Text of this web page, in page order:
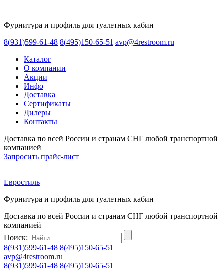
Фурнитура и профиль для туалетных кабин
8(931)599-61-48 8(495)150-65-51 avp@4restroom.ru
Каталог
О компании
Акции
Инфо
Доставка
Сертификаты
Дилеры
Контакты
Доставка по всей России и странам СНГ любой транспортной
компанией
Запросить прайс-лист
Евростиль
Фурнитура и профиль для туалетных кабин
Доставка по всей России и странам СНГ любой транспортной
компанией
Поиск:
8(931)599-61-48 8(495)150-65-51
avp@4restroom.ru
8(931)599-61-48 8(495)150-65-51